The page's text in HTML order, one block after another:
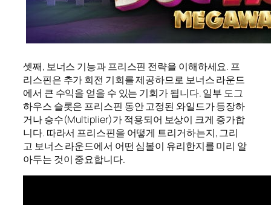
셋째, 보너스 기능과 프리스핀 전략을 이해하세요. 프
리스핀은 추가 회전 기회를 제공하므로 보너스 라운드
에서 큰 수익을 얻을 수 있는 기회가 됩니다. 일부 도그
하우스 슬롯은 프리스핀 동안 고정된 와일드가 등장하
거나 승수(Multiplier)가 적용되어 보상이 크게 증가합
니다. 따라서 프리스핀을 어떻게 트리거하는지, 그리
고 보너스 라운드에서 어떤 심볼이 유리한지를 미리 알
아두는 것이 중요합니다.